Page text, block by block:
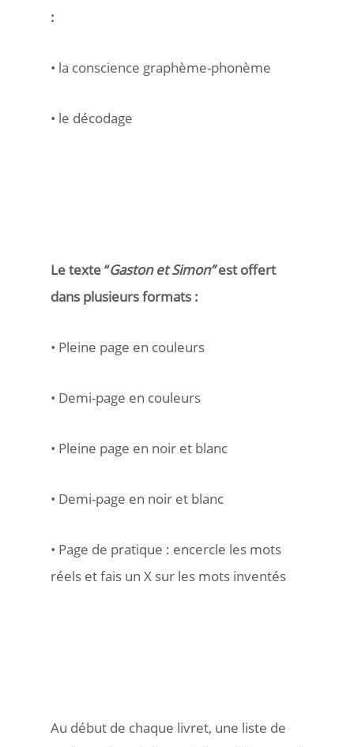
:
• la conscience graphème-phonème
• le décodage
Le texte “Gaston et Simon”est offert
dans plusieurs formats :
• Pleine page en couleurs
• Demi-page en couleurs
• Pleine page en noir et blanc
• Demi-page en noir et blanc
• Page de pratique : encercle les mots
réels et fais un X sur les mots inventés
Au début de chaque livret, une liste de